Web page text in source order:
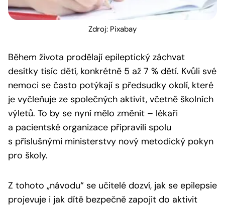
Zdroj: Pixabay
Během života prodělají epileptický záchvat
desítky tisíc dětí, konkrétně 5 až 7 % dětí. Kvůli své
nemoci se často potýkají s předsudky okolí, které
je vyčleňuje ze společných aktivit, včetně školních
výletů. To by se nyní mělo změnit – lékaři
a pacientské organizace připravili spolu
s příslušnými ministerstvy nový metodický pokyn
pro školy.
Z tohoto „návodu“ se učitelé dozví, jak se epilepsie
projevuje i jak dítě bezpečně zapojit do aktivit